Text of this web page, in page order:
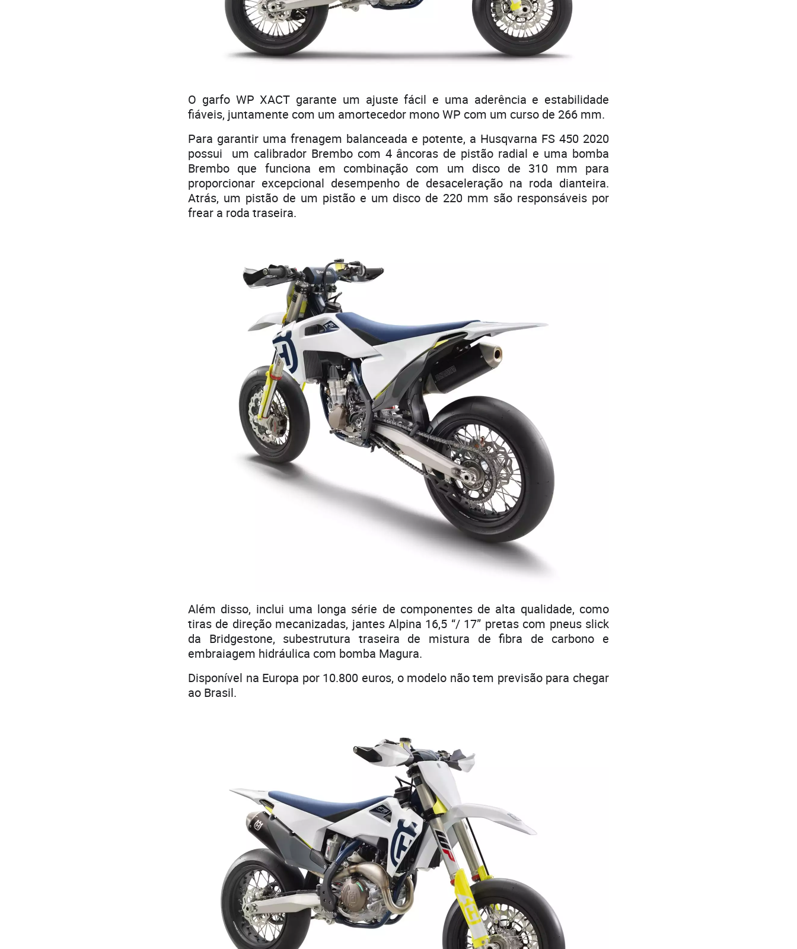
O garfo WP XACT garante um ajuste fácil e uma aderência e estabilidade
fiáveis, juntamente com um amortecedor mono WP com um curso de 266 mm.
Para garantir uma frenagem balanceada e potente, a Husqvarna FS 450 2020
possui um calibrador Brembo com 4 âncoras de pistão radial e uma bomba
Brembo que funciona em combinação com um disco de 310 mm para
proporcionar excepcional desempenho de desaceleração na roda dianteira.
Atrás, um pistão de um pistão e um disco de 220 mm são responsáveis ​​por
frear a roda traseira.
Além disso, inclui uma longa série de componentes de alta qualidade, como
tiras de direção mecanizadas, jantes Alpina 16,5 “/ 17” pretas com pneus slick
da Bridgestone, subestrutura traseira de mistura de fibra de carbono e
embraiagem hidráulica com bomba Magura.
Disponível na Europa por 10.800 euros, o modelo não tem previsão para chegar
ao Brasil.